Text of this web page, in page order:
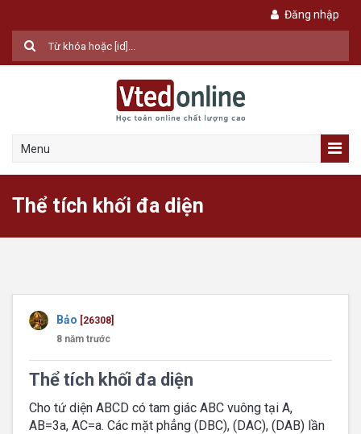
Đăng nhập
Menu
Thể tích khối đa diện
Bảo
[26308]
8 năm trước
Thể tích khối đa diện
Cho tứ diện ABCD có tam giác ABC vuông tại A,
AB=3a, AC=a. Các mặt phẳng (DBC), (DAC), (DAB) lần